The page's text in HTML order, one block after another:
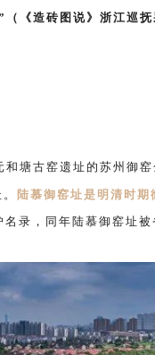
（《造砖图说》浙江巡抚
和塘古窑遗址的苏州御
。 陆慕御窑址是明清时期
名录，同年陆慕御窑址